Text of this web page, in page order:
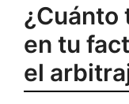
¿Cuánto
en tu
el